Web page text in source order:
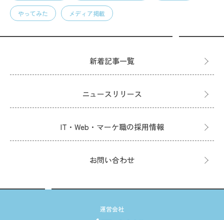
やってみた メディア掲載
新着記事一覧
ニュースリリース
IT・Web・マーケ職の採用情報
お問い合わせ
運営会社